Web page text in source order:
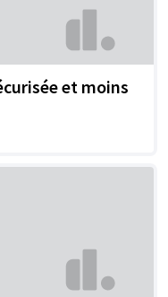
et moins